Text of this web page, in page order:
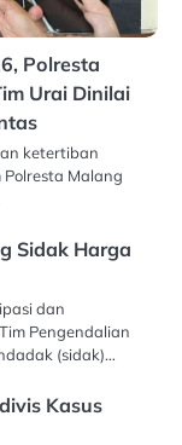
Polresta
Urai Dinilai
ketertiban
Malang
Sidak Harga
dan
Pengendalian
(sidak)…
Kasus